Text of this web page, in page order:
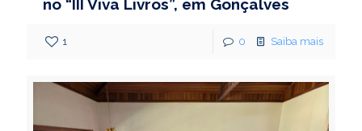
no “III Viva Livros”, em Gonçalves
1 0 Saiba mais